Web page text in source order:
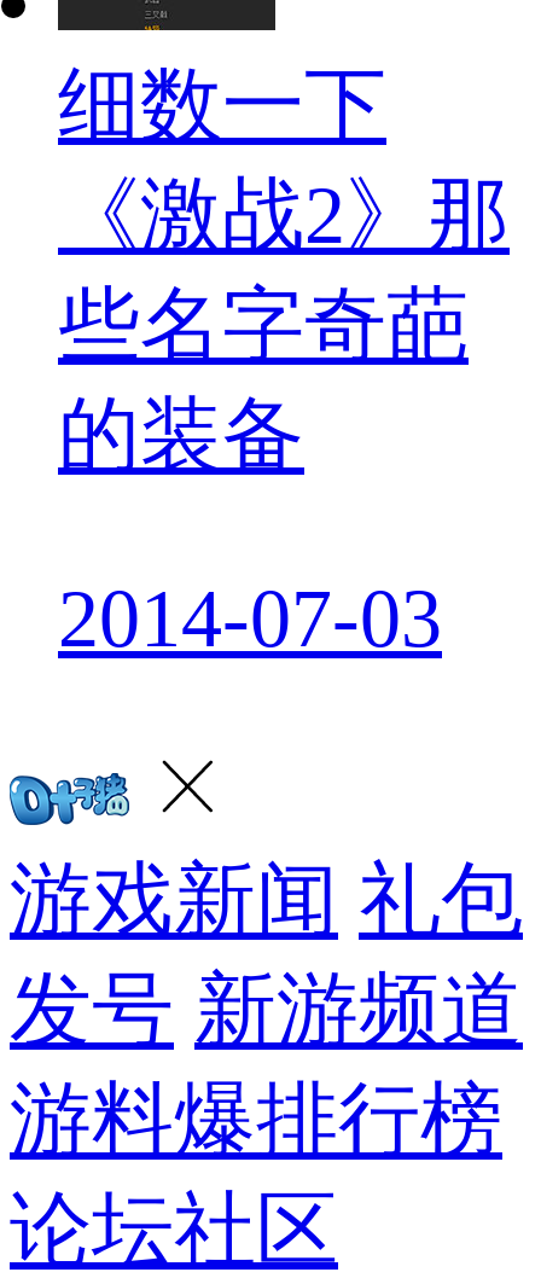
细数一下
《激战2》那
些名字奇葩
的装备
2014-07-03
游戏新闻 礼包
发号 新游频道
游料爆排行榜
论坛社区